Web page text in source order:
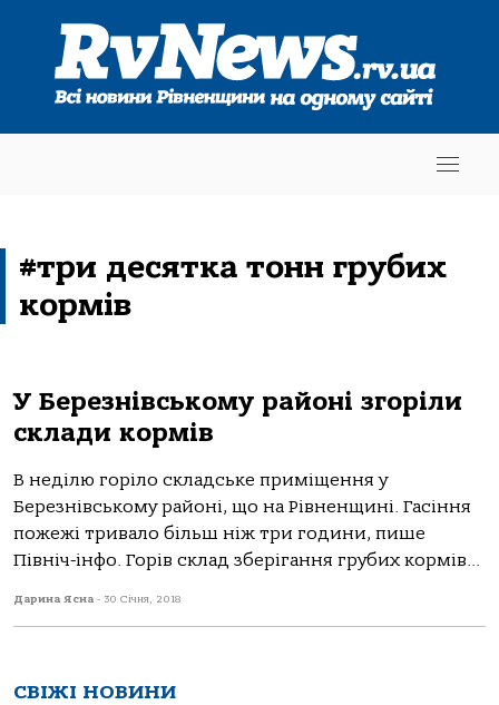
#три десятка тонн грубих
кормів
У Березнівському районі згоріли
склади кормів
В неділю горіло складське приміщення у
Березнівському районі, що на Рівненщині. Гасіння
пожежі тривало більш ніж три години, пише
Північ-інфо. Горів склад зберігання грубих кормів...
Дарина Ясна - 30 Січня, 2018
СВІЖІ НОВИНИ